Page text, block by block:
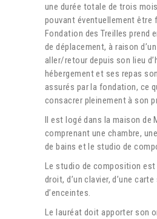
une durée totale de trois
pouvant éventuellement être
Fondation des Treilles prend
de déplacement, à raison
aller/retour depuis son lieu
hébergement et ses repas
assurés par la fondation, ce
consacrer pleinement à son
Il est logé dans la maison de
comprenant une chambre,
de bains et le studio de
Le studio de composition est
droit, d’un clavier, d’une
d’enceintes.
Le lauréat doit apporter son